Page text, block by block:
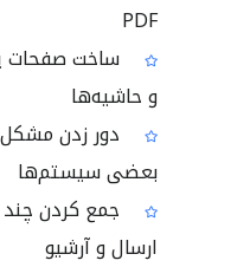
PDF
ساخت صفحات
و حاشیه‌ها
بعضی سیستم‌ها
ارسال و آرشیو